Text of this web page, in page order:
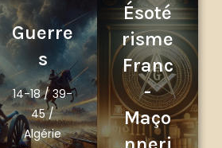
Guerre
s
14-18 / 39-
45 /
Algérie
Ésoté
risme
Franc
-
Maço